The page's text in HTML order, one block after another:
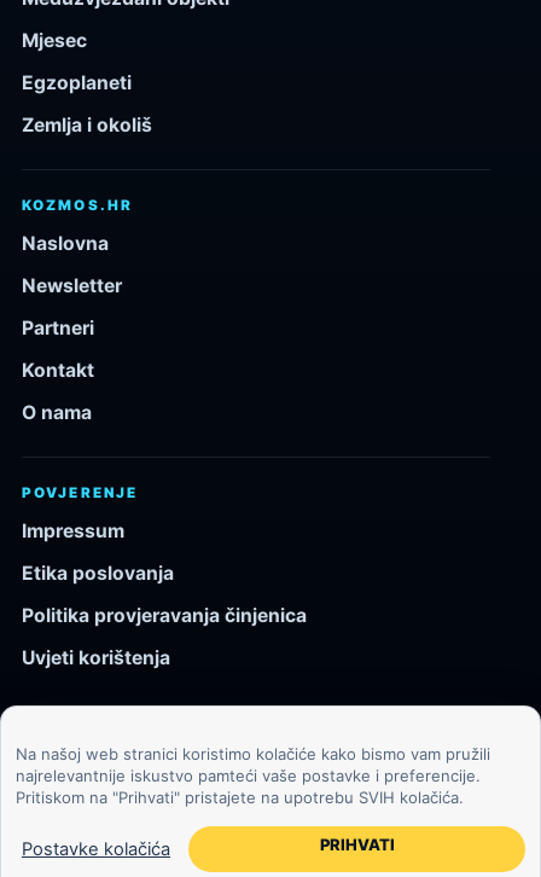
Mjesec
Egzoplaneti
Zemlja i okoliš
KOZMOS.HR
Naslovna
Newsletter
Partneri
Kontakt
O nama
POVJERENJE
Impressum
Etika poslovanja
Politika provjeravanja činjenica
Uvjeti korištenja
© 2026 Kozmos.hr. Sva prava pridržana.
Svemir, znanost, tehnologija i velike ideje za znatiželjne
čitatelje.
Na našoj web stranici koristimo kolačiće kako bismo vam pružili
najrelevantnije iskustvo pamteći vaše postavke i preferencije.
Pritiskom na "Prihvati" pristajete na upotrebu SVIH kolačića.
Postavke kolačića PRIHVATI